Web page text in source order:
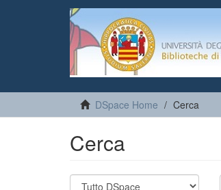
DSpace Home Cerca
Cerca